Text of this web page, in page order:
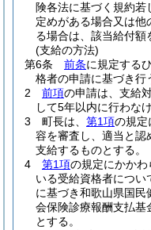
険各法に基づく規約
定めがある場合又は他
る場合は、該当給付額
(支給の方法)
第6条
前条に規定する
格者の申請に基づき行
2
前項の申請は、支給
して5年以内に行わな
3
町長は、 第1項の規定
容を審査し、適当と認
支給するものとする。
4
第1項の規定にかか
いる受給資格者につ
に基づき和歌山県国民
会保険診療報酬支払基
とする。